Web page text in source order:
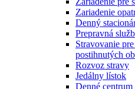
Zariadenie
Denný
Prepravná
Stravovanie
postihnutých
Rozvoz stravy
Jedálny lístok
Denné centrum